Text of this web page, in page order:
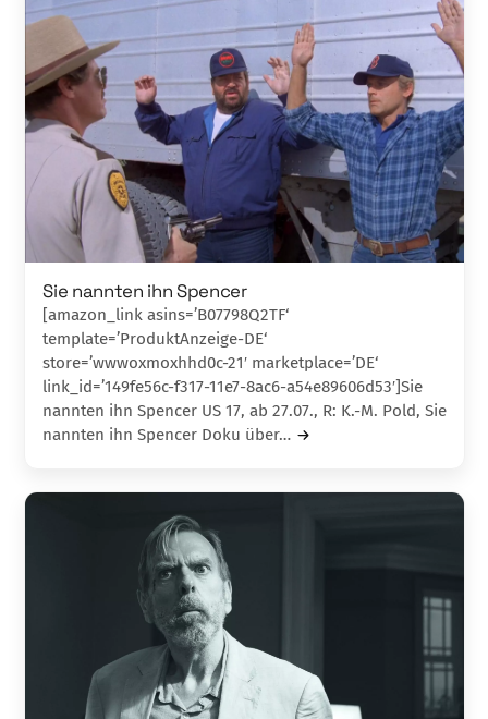
Sie nannten ihn Spencer
[amazon_link asins=’B07798Q2TF‘
template=’ProduktAnzeige-DE‘
store=’wwwoxmoxhhd0c-21′ marketplace=’DE‘
link_id=’149fe56c-f317-11e7-8ac6-a54e89606d53′]Sie
nannten ihn Spencer US 17, ab 27.07., R: K.-M. Pold, Sie
nannten ihn Spencer Doku über…